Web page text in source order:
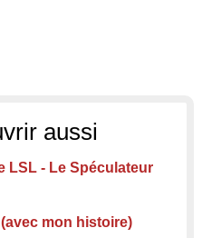
aussi
LSL - Le Spéculateur
mon histoire)